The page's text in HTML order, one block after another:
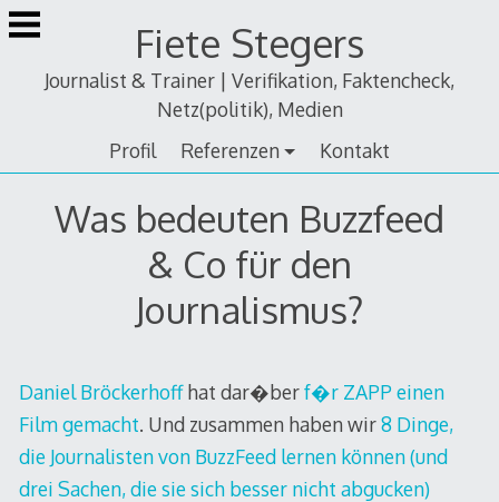
Zum
Inhalt
Fiete Stegers
Journalist & Trainer | Verifikation, Faktencheck,
Netz(politik), Medien
Profil
Referenzen Kontakt
Was bedeuten Buzzfeed
& Co für den
Journalismus?
Daniel Bröckerhoffhat dar�berf�r ZAPP einen
Film gemacht. Und zusammen haben wir8 Dinge,
die Journalisten von BuzzFeed lernen können (und
drei Sachen, die sie sich besser nicht abgucken)